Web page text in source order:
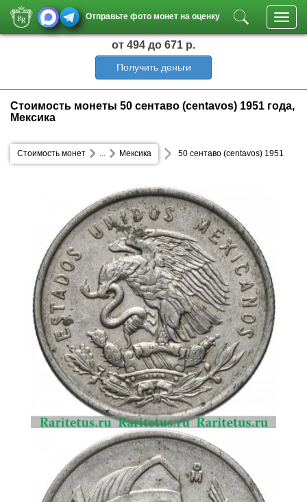
Отправьте фото монет на оценку
от 494 до 671 р.
Получить деньги
Стоимость монеты 50 сентаво (centavos) 1951 года,
Мексика
Стоимость монет Мексика
... 50 сентаво (centavos) 1951